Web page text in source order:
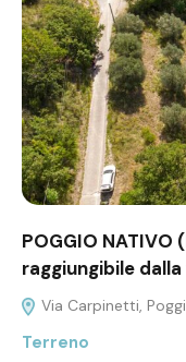
POGGIO
raggiungibile dalla
Via Carpinetti,
Terreno